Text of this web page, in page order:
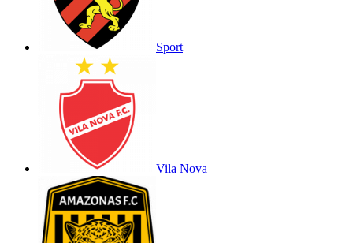
Sport
Vila Nova